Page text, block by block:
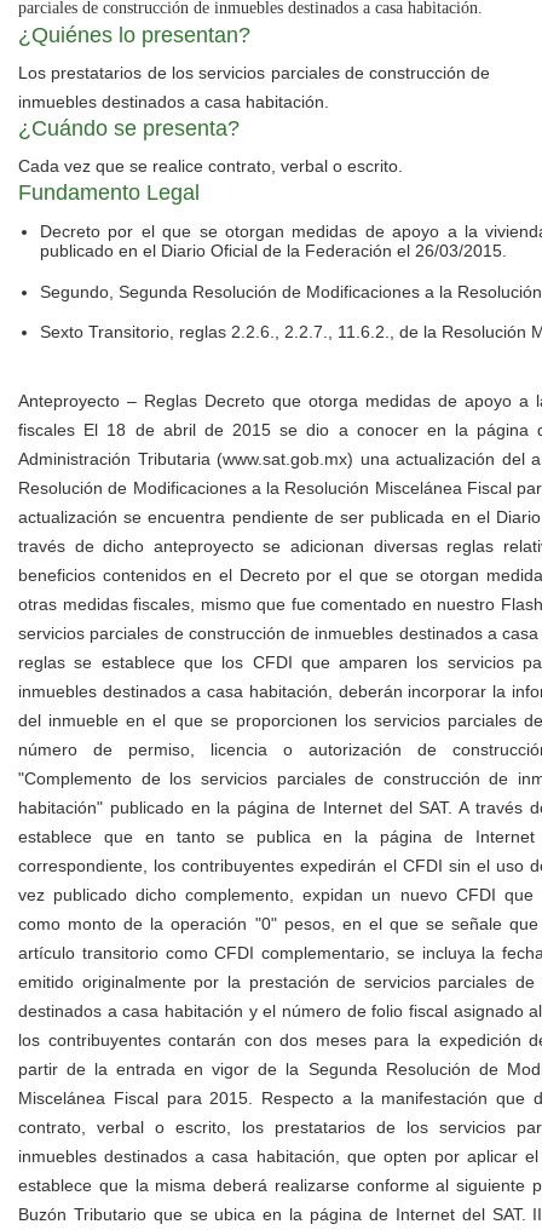
parciales de construcción de inmuebles destinados a casa habitación.
¿Quiénes lo presentan?
Los prestatarios de los servicios parciales de construcción de
inmuebles destinados a casa habitación.
¿Cuándo se presenta?
Cada vez que se realice contrato, verbal o escrito.
Fundamento Legal
Decreto por el que se otorgan medidas de apoyo a la
publicado en el Diario Oficial de la Federación el 26/03/2015.
Segundo, Segunda Resolución de Modificaciones a la
Sexto Transitorio, reglas 2.2.6., 2.2.7., 11.6.2., de la Resolución
Anteproyecto – Reglas Decreto que otorga medidas de apoyo a
fiscales El 18 de abril de 2015 se dio a conocer en la página
Administración Tributaria (www.sat.gob.mx) una actualización del
Resolución de Modificaciones a la Resolución Miscelánea Fiscal
actualización se encuentra pendiente de ser publicada en el
través de dicho anteproyecto se adicionan diversas reglas
beneficios contenidos en el Decreto por el que se otorgan
otras medidas fiscales, mismo que fue comentado en nuestro
servicios parciales de construcción de inmuebles destinados a
reglas se establece que los CFDI que amparen los servicios
inmuebles destinados a casa habitación, deberán incorporar la
del inmueble en el que se proporcionen los servicios parciales
número de permiso, licencia o autorización de
"Complemento de los servicios parciales de construcción de
habitación" publicado en la página de Internet del SAT. A través
establece que en tanto se publica en la página de Internet
correspondiente, los contribuyentes expedirán el CFDI sin el uso
vez publicado dicho complemento, expidan un nuevo CFDI que
como monto de la operación "0" pesos, en el que se señale
artículo transitorio como CFDI complementario, se incluya la
emitido originalmente por la prestación de servicios parciales de
destinados a casa habitación y el número de folio fiscal asignado
los contribuyentes contarán con dos meses para la expedición
partir de la entrada en vigor de la Segunda Resolución de
Miscelánea Fiscal para 2015. Respecto a la manifestación que
contrato, verbal o escrito, los prestatarios de los servicios
inmuebles destinados a casa habitación, que opten por aplicar
establece que la misma deberá realizarse conforme al siguiente
Buzón Tributario que se ubica en la página de Internet del SAT.